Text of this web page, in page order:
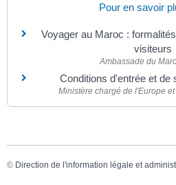
Pour en savoir
Voyager au Maroc :
visiteurs
Ambassade du
Conditions d'entrée et de
Ministère chargé de l'Europe
© Direction de l'information légale et